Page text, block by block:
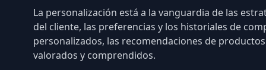
La personalización está a la vanguardia de las
del cliente, las preferencias y los historiales de
personalizados, las recomendaciones de productos
valorados y comprendidos.